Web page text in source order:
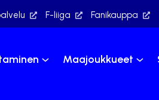
F-liiga Fanikauppa
Maajoukkueet